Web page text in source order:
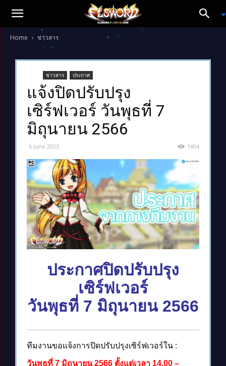
Home ข่าวสาร
ข่าวสาร ประกาศ
แจ้งปิดปรับปรุง
เซิร์ฟเวอร์ วันพุธที่ 7
มิถุนายน 2566
6 June 2023 1604
ประกาศปิดปรับปรุง
เซิร์ฟเวอร์
วันพุธที่ 7 มิถุนายน 2566
ทีมงานขอแจ้งการปิดปรับปรุงเซิร์ฟเวอร์ใน :
วันพุธที่ 7 มิถุนายน 2566 ตั้งแต่เวลา 14.00 –